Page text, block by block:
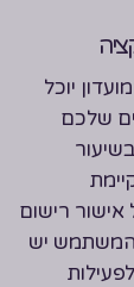
שלכם
רישום
יש